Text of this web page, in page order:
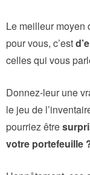
Le meilleur moyen
pour vous, c’est
celles qui vous
Donnez-leur une
le jeu de
pourriez être
votre portefeuille